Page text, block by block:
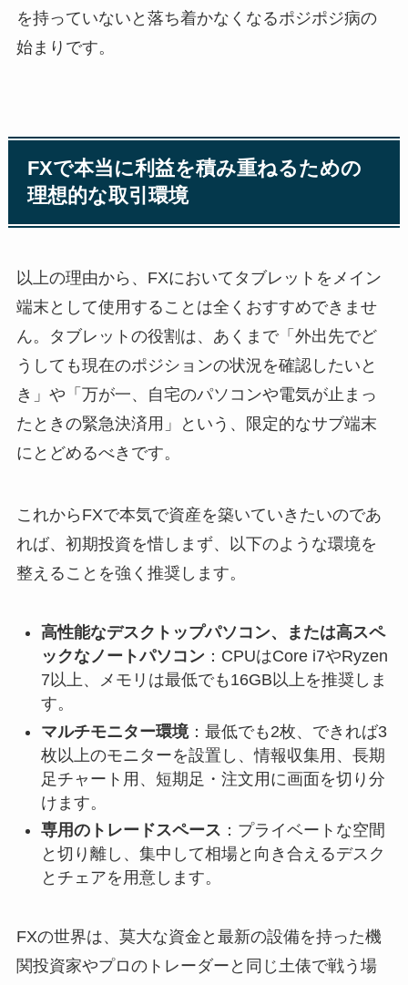
を持っていないと落ち着かなくなるポジポジ病の
始まりです。
FXで本当に利益を積み重ねるための
理想的な取引環境
以上の理由から、FXにおいてタブレットをメイン
端末として使用することは全くおすすめできませ
ん。タブレットの役割は、あくまで「外出先でど
うしても現在のポジションの状況を確認したいと
き」や「万が一、自宅のパソコンや電気が止まっ
たときの緊急決済用」という、限定的なサブ端末
にとどめるべきです。
これからFXで本気で資産を築いていきたいのであ
れば、初期投資を惜しまず、以下のような環境を
整えることを強く推奨します。
高性能なデスクトップパソコン、または高スペ
ックなノートパソコン：CPUはCore i7やRyzen
7以上、メモリは最低でも16GB以上を推奨しま
す。
マルチモニター環境：最低でも2枚、できれば3
枚以上のモニターを設置し、情報収集用、長期
足チャート用、短期足・注文用に画面を切り分
けます。
専用のトレードスペース ：プライベートな空間
と切り離し、集中して相場と向き合えるデスク
とチェアを用意します。
FXの世界は、莫大な資金と最新の設備を持った機
関投資家やプロのトレーダーと同じ土俵で戦う場